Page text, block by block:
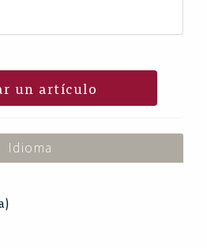
un artículo
Idioma